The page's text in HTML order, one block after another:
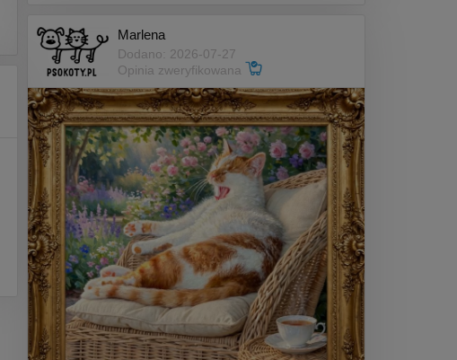
Marlena
Dodano: 2026-07-27
Opinia zweryfikowana